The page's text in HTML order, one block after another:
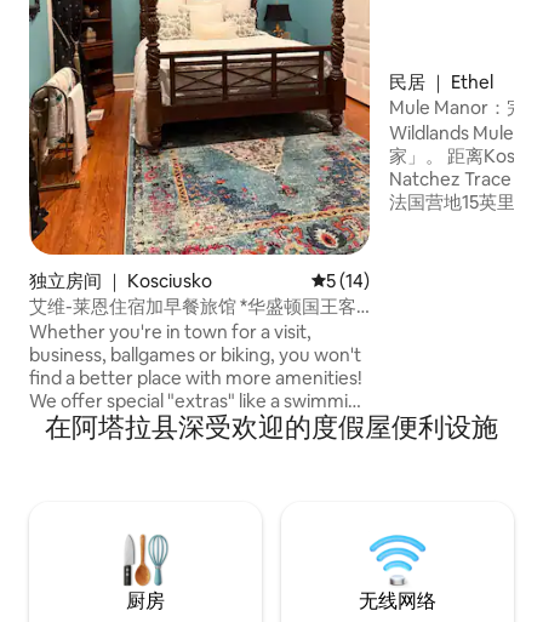
独立房间 ｜ Kosciusko 平均评分 5 分（满分 5 分）
5 (14)
艾维-莱恩住宿加早餐旅馆 *华盛顿国王客
房
Whether you're in town for a visit,
business, ballgames or biking, you won't
find a better place with more amenities!
We offer special "extras" like a swimming
pool, movie theater, game room, kids
cave, outdoor fireplace and kitchen,
and tons of games and puzzles. We love
families and are kid friendly with a Kid
Cave Playroom, highchair, and pack and
play for the little one.
民居 ｜ Ethel
Mule Manor：完
Wildlands Mule
家」。 距离
Natchez Trace
法国营地15英里。
在阿塔拉县深受欢迎的度假屋便利设施
厨房 无线网络